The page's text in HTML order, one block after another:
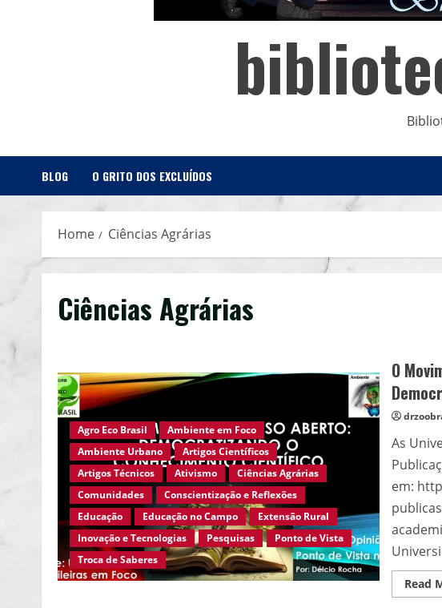
BLOG O GRITO DOS EXCLUÍDOS
Home Ciências Agrárias
Ciências Agrárias
Agro Eco Brasil
Ambiente em Foco
Ambiente Urbano
Artigos Científicos
Artigos Técnicos
Ativismo
Ciências Agrárias
Comunidades
Conscientização e Reflexões
Educação
Educação no Campo
Extensão Rural
Inovação e Tecnologias
Pesquisas
Ponto de Vista
Troca de Saberes
O
As
em:
Read